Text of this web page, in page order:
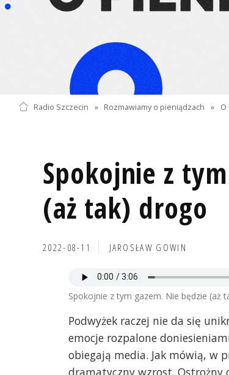
Radio Szczecin » Rozmawiamy o pieniądzach » O
Spokojnie z
(aż tak) drogo
2022-08-11 JAROSŁAW GOWIN
Spokojnie z tym gazem. Nie będzie (aż
Podwyżek raczej nie da się
emocje rozpalone
obiegają media. Jak mówią, w
dramatyczny wzrost. Ostrożny